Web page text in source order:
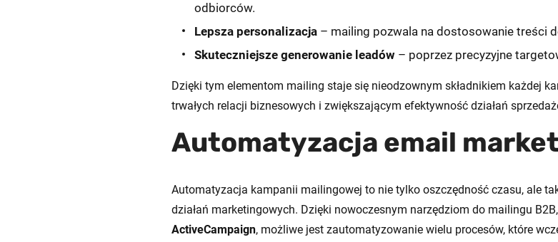
odbiorców.
Lepsza personalizacja – mailing pozwala na dostosowanie treści
Skuteczniejsze generowanie leadów – poprzez precyzyjne
Dzięki tym elementom mailing staje się nieodzownym składnikiem każdej
trwałych relacji biznesowych i zwiększającym efektywność działań
Automatyzacja email
Automatyzacja kampanii mailingowej to nie tylko oszczędność czasu, ale
działań marketingowych. Dzięki nowoczesnym narzędziom do mailingu
ActiveCampaign, możliwe jest zautomatyzowanie wielu procesów, które